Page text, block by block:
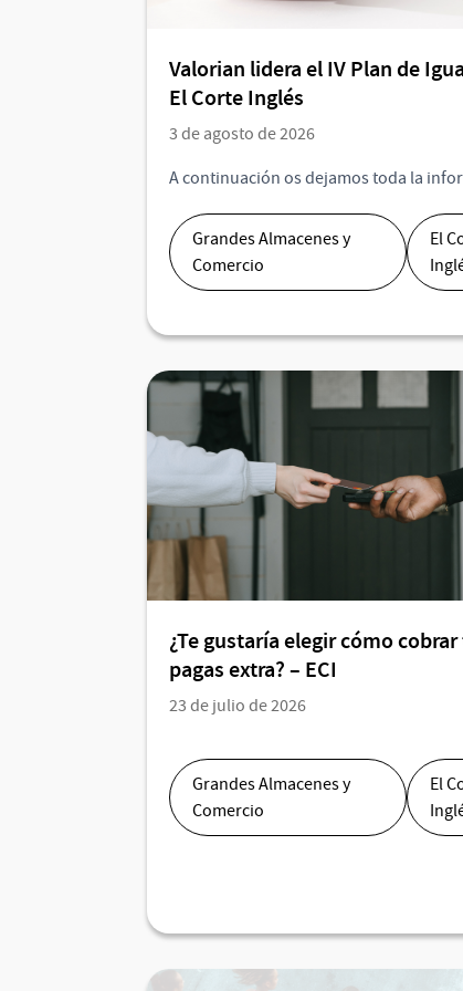
Valorian lidera el IV Plan de
El Corte Inglés
3 de agosto de 2026
A continuación os dejamos toda la
Grandes Almacenes y
Comercio
El
¿Te gustaría elegir cómo
pagas extra? – ECI
23 de julio de 2026
Grandes Almacenes y
Comercio
El